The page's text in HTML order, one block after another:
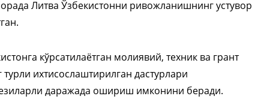
Литва Ўзбекистонни ривожланишнинг устувор
кўрсатилаётган молиявий, техник ва грант
ихтисослаштирилган дастурлари
даражада ошириш имконини беради.